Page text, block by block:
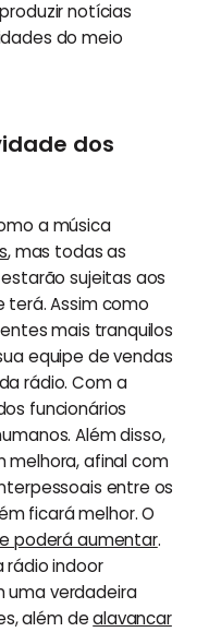
notícias
do meio
dos
a música
, mas todas as
sujeitas aos
Assim como
mais tranquilos
equipe de vendas
rádio. Com a
funcionários
Além disso,
melhora, afinal com
entre os
ficará melhor. O
poderá aumentar.
rádio indoor
uma verdadeira
além dealavancar